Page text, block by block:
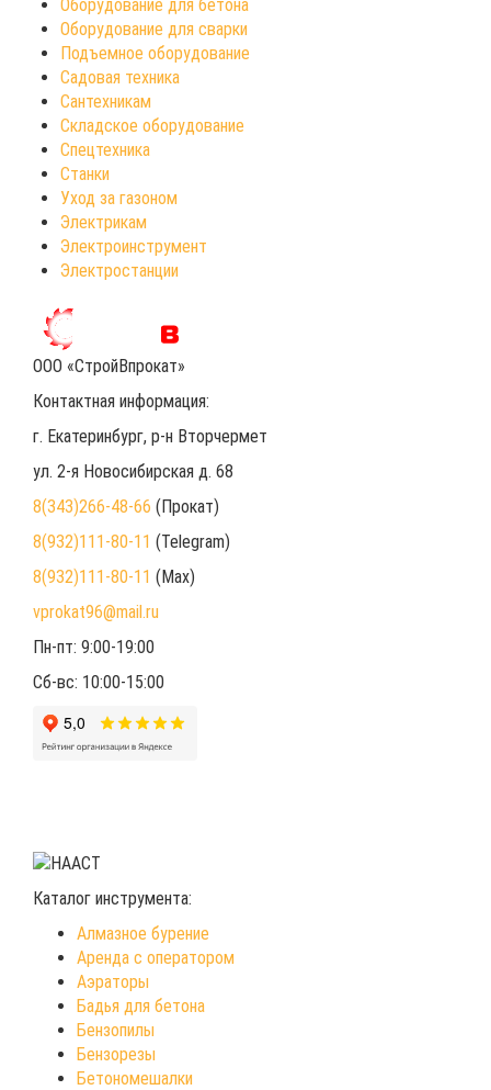
Оборудование для бетона
Оборудование для сварки
Подъемное оборудование
Садовая техника
Сантехникам
Складское оборудование
Спецтехника
Станки
Уход за газоном
Электрикам
Электроинструмент
Электростанции
ООО «СтройВпрокат»
Контактная информация:
г. Екатеринбург, р-н Вторчермет
ул. 2-я Новосибирская д. 68
8(343)266-48-66 (Прокат)
8(932)111-80-11 (Telegram)
8(932)111-80-11 (Max)
vprokat96@mail.ru
Пн-пт: 9:00-19:00
Сб-вс: 10:00-15:00
Каталог инструмента:
Алмазное бурение
Аренда с оператором
Аэраторы
Бадья для бетона
Бензопилы
Бензорезы
Бетономешалки